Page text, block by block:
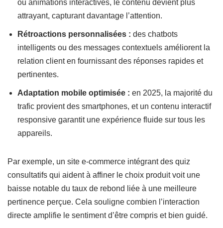
ou animations interactives, le contenu devient plus
attrayant, capturant davantage l’attention.
Rétroactions personnalisées : des chatbots
intelligents ou des messages contextuels améliorent la
relation client en fournissant des réponses rapides et
pertinentes.
Adaptation mobile optimisée : en 2025, la majorité du
trafic provient des smartphones, et un contenu interactif
responsive garantit une expérience fluide sur tous les
appareils.
Par exemple, un site e-commerce intégrant des quiz
consultatifs qui aident à affiner le choix produit voit une
baisse notable du taux de rebond liée à une meilleure
pertinence perçue. Cela souligne combien l’interaction
directe amplifie le sentiment d’être compris et bien guidé.